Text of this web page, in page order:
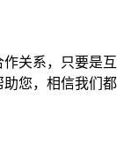
关系，只要是互
您，相信我们都